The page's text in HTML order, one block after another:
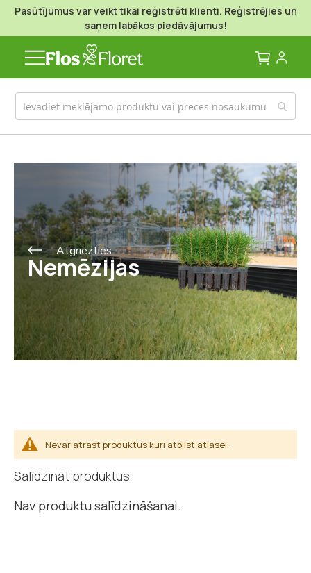
Pasūtījumus var veikt tikai reģistrēti klienti. Reģistrējies un
saņem labākos piedāvājumus!
Mans
Atgriezties
Nemēzijas
Nevar atrast produktus kuri atbilst atlasei.
Salīdzināt produktus
Nav produktu salīdzināšanai.